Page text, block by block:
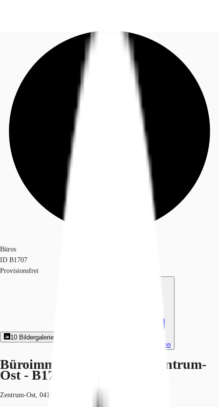
Investieren
Marktinformationen
Ihre Ansprechpartner
Jetzt anrufen Kontaktieren Sie uns
Büros
ID B1707
Provisionsfrei
10 Bildergalerie
Exposé herunterladen
Büroimmobilie - Leipzig, Zentrum-
Ost - B1707
Zentrum-Ost, 04103, Leipzig, Sachsen